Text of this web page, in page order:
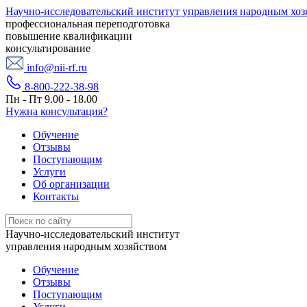
Научно-исследовательский институт управления народным
профессиональная переподготовка
повышение квалификации
консультирование
info@nii-rf.ru
8-800-222-38-98
Пн - Пт 9.00 - 18.00
Нужна консультация?
Обучение
Отзывы
Поступающим
Услуги
Об организации
Контакты
Научно-исследовательский институт
управления народным хозяйством
Обучение
Отзывы
Поступающим